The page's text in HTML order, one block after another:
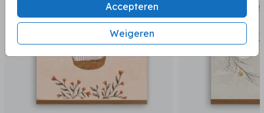
Accepteren
Weigeren